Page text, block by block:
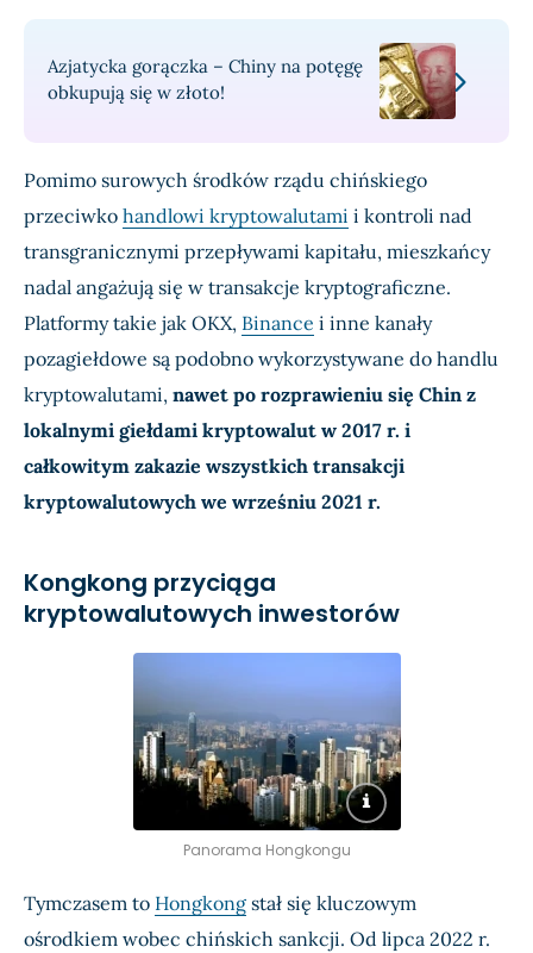
Azjatycka gorączka – Chiny na potęgę
obkupują się w złoto!
Pomimo surowych środków rządu chińskiego
przeciwko handlowi kryptowalutami i kontroli nad
transgranicznymi przepływami kapitału, mieszkańcy
nadal angażują się w transakcje kryptograficzne.
Platformy takie jak OKX, Binance i inne kanały
pozagiełdowe są podobno wykorzystywane do handlu
kryptowalutami, nawet po rozprawieniu się Chin z
lokalnymi giełdami kryptowalut w 2017 r. i
całkowitym zakazie wszystkich transakcji
kryptowalutowych we wrześniu 2021 r.
Kongkong przyciąga
kryptowalutowych inwestorów
Panorama Hongkongu
Tymczasem to Hongkong stał się kluczowym
ośrodkiem wobec chińskich sankcji. Od lipca 2022 r.